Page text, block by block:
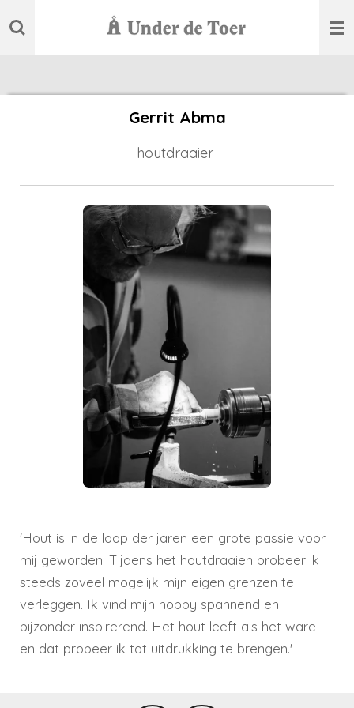
Ga
direct
Gerrit Abma
houtdraaier
'Hout is in de loop der jaren een grote passie voor
mij geworden. Tijdens het houtdraaien probeer ik
steeds zoveel mogelijk mijn eigen grenzen te
verleggen. Ik vind mijn hobby spannend en
bijzonder inspirerend. Het hout leeft als het ware
en dat probeer ik tot uitdrukking te brengen.'